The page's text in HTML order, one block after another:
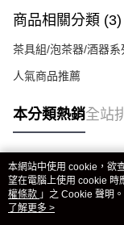
商品相關分類 (3)
茶具組/泡茶器/酒器系
人氣商品推薦
本分類熱銷全站
熱門標籤
本網站中使用 cookie，欲
望在電腦上使用 cookie 時
權條款 」之 Cookie 聲明
用條款之 Cookie 聲明使用
了解更多 >